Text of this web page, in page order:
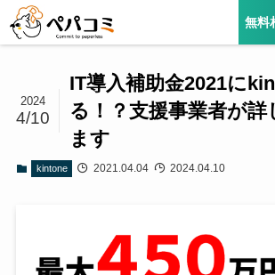
無料
IT導入補助金2021に
る！？支援事業者が詳
ます
2024
4/10
kintone 2021.04.04 2024.04.10